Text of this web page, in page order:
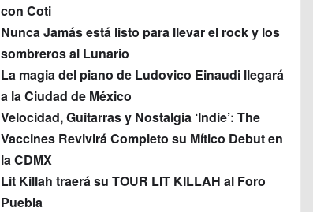
con Coti
Nunca Jamás está listo para llevar el rock y los
sombreros al Lunario
La magia del piano de Ludovico Einaudi llegará
a la Ciudad de México
Velocidad, Guitarras y Nostalgia ‘Indie’: The
Vaccines Revivirá Completo su Mítico Debut en
la CDMX
Lit Killah traerá su TOUR LIT KILLAH al Foro
Puebla